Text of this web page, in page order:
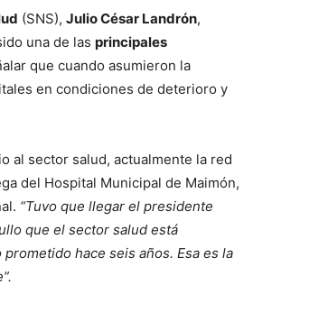
(SNS), Julio César Landrón,
una de las principales
que cuando asumieron la
en condiciones de deterioro y
al sector salud, actualmente la red
del Hospital Municipal de Maimón,
“Tuvo que llegar el presidente
que el sector salud está
hace seis años. Esa es la